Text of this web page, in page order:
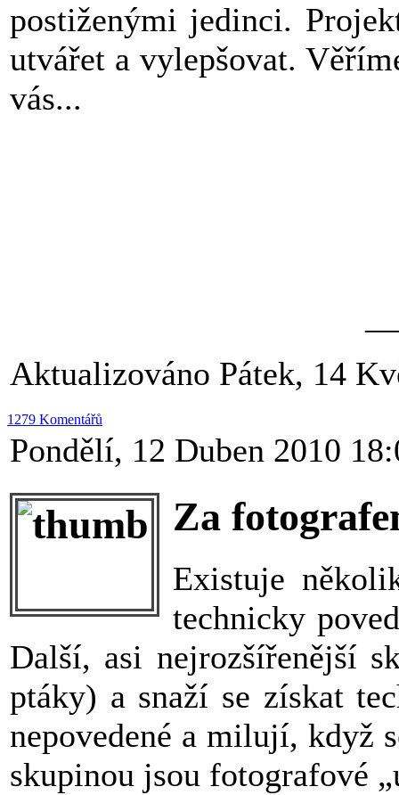
postiženými jedinci.
utvářet a vylepšovat.
vás...
Aktualizováno Pátek, 14
1279 Komentářů
Pondělí, 12 Duben 2010
Za
Existuje
technicky
Další, asi nejrozšířenější
ptáky) a snaží se získat
nepovedené a milují, když
skupinou jsou fotografové